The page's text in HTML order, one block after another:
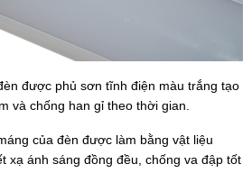
được phủ sơn tĩnh điện màu trắng tạo
và chống han gỉ theo thời gian.
của đèn được làm bằng vật liệu
xạ ánh sáng đồng đều, chống va đập tốt